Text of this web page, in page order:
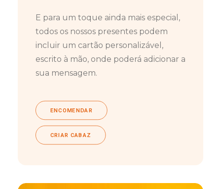
E para um toque ainda mais especial,
todos os nossos presentes podem
incluir um cartão personalizável,
escrito à mão, onde poderá adicionar a
sua mensagem.
ENCOMENDAR
CRIAR CABAZ